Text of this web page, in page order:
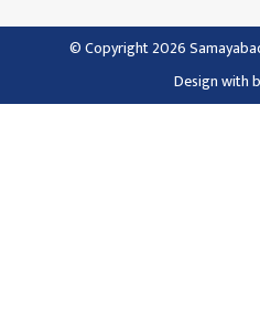
© Copyright 2026
Design with